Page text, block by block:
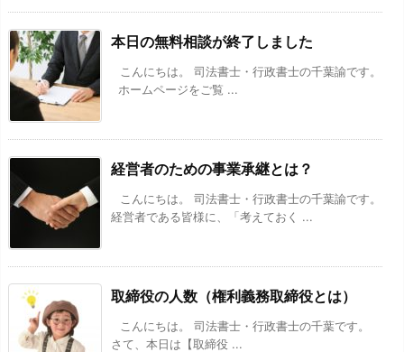
本日の無料相談が終了しました
こんにちは。 司法書士・行政書士の千葉諭です。
ホームページをご覧 ...
経営者のための事業承継とは？
こんにちは。 司法書士・行政書士の千葉諭です。
経営者である皆様に、「考えておく ...
取締役の人数（権利義務取締役とは）
こんにちは。 司法書士・行政書士の千葉です。
さて、本日は【取締役 ...